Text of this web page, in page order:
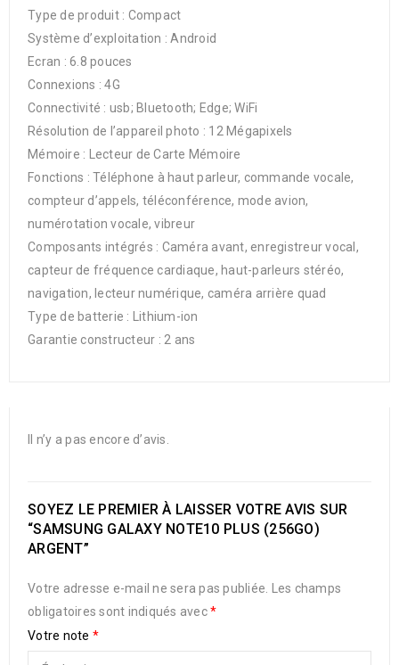
Type de produit : Compact
Système d’exploitation : Android
Ecran : 6.8 pouces
Connexions : 4G
Connectivité : usb; Bluetooth; Edge; WiFi
Résolution de l’appareil photo : 12 Mégapixels
Mémoire : Lecteur de Carte Mémoire
Fonctions : Téléphone à haut parleur, commande vocale,
compteur d’appels, téléconférence, mode avion,
numérotation vocale, vibreur
Composants intégrés : Caméra avant, enregistreur vocal,
capteur de fréquence cardiaque, haut-parleurs stéréo,
navigation, lecteur numérique, caméra arrière quad
Type de batterie : Lithium-ion
Garantie constructeur : 2 ans
Il n’y a pas encore d’avis.
SOYEZ LE PREMIER À LAISSER VOTRE AVIS SUR
“SAMSUNG GALAXY NOTE10 PLUS (256GO)
ARGENT”
Votre adresse e-mail ne sera pas publiée.
Les champs
obligatoires sont indiqués avec*
Votre note *